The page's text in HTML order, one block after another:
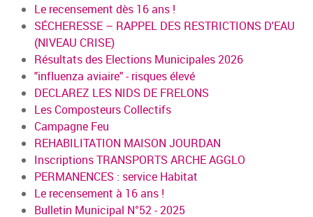
Le recensement dès 16 ans !
SÉCHERESSE – RAPPEL DES RESTRICTIONS D'EAU
(NIVEAU CRISE)
Résultats des Elections Municipales 2026
"influenza aviaire" - risques élevé
DECLAREZ LES NIDS DE FRELONS
Les Composteurs Collectifs
Campagne Feu
REHABILITATION MAISON JOURDAN
Inscriptions TRANSPORTS ARCHE AGGLO
PERMANENCES : service Habitat
Le recensement à 16 ans !
Bulletin Municipal N°52 - 2025